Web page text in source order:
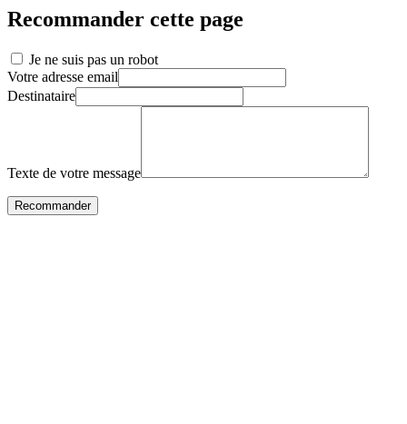
Recommander cette page
Je ne suis pas un robot
Votre adresse email
Destinataire
Texte de votre message